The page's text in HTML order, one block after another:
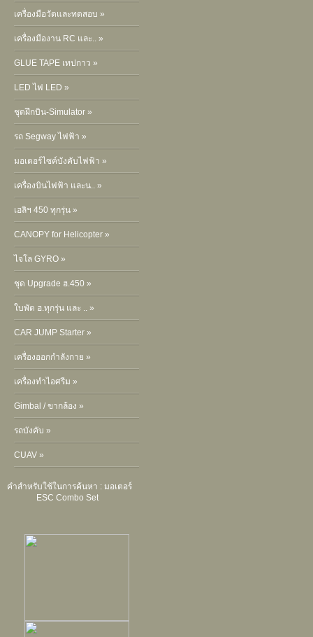
เครื่องมือวัดและทดสอบ »
เครื่องมืองาน RC และ.. »
GLUE TAPE เทปกาว »
LED ไฟ LED »
ชุดฝึกบิน-Simulator »
รถ Segway ไฟฟ้า »
มอเตอร์ไซค์บังคับไฟฟ้า »
เครื่องบินไฟฟ้า และน.. »
เฮลิฯ 450 ทุกรุ่น »
CANOPY for Helicopter »
ไจโล GYRO »
ชุด Upgrade ฮ.450 »
ใบพัด ฮ.ทุกรุ่น และ .. »
CAR JUMP Starter »
เครื่องออกกำลังกาย »
เครื่องทำไอศรีม »
Gimbal / ขากล้อง »
รถบังคับ »
CUAV »
คำสำหรับใช้ในการค้นหา :มอเตอร์
ESC Combo Set